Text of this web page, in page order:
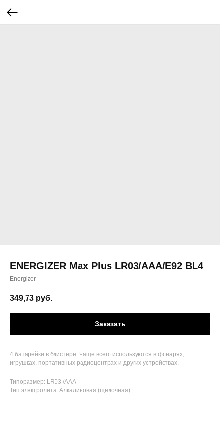
ENERGIZER Max Plus LR03/AAA/E92 BL4
Energizer
349,73 руб.
Заказать
4 батарейки в блистере. Чаще всего используются в фонарях,
игрушках, портативных радиоцентрах и других устройствах.
Типоразмер: LR03 /AAA
Тип электролита: Алкалиновая (щелочная)